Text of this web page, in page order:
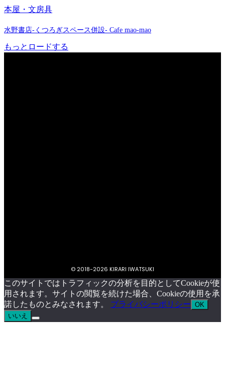
本屋・文房具
水野書店-くつろぎスペース併設- Cafe mao-mao
もっとロードする
© 2018-2026 KIRARI IWATSUKI
このサイトではトラフィックの分析を目的としてCookieが使
用されます。サイトの閲覧を続けた場合、Cookieの使用を承
諾したものとみなされます。 プライバシーポリシー OK
いいえ